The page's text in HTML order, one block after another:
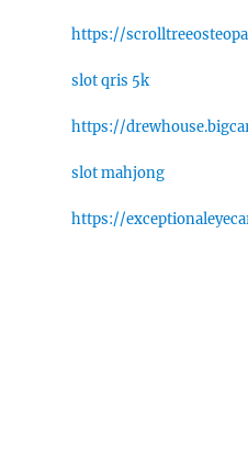
https://
slot qris 5k
https://
slot mahjong
https://